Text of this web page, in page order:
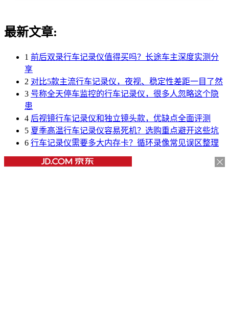
最新文章:
1 前后双录行车记录仪值得买吗？长途车主深度实测分
享
2 对比5款主流行车记录仪，夜视、稳定性差距一目了然
3 号称全天停车监控的行车记录仪，很多人忽略这个隐
患
4 后视镜行车记录仪和独立镜头款，优缺点全面评测
5 夏季高温行车记录仪容易死机？选购重点避开这些坑
6 行车记录仪需要多大内存卡？循环录像常见误区整理